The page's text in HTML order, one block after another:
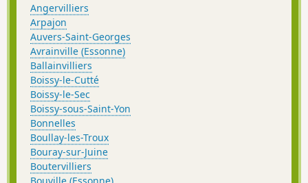
Angervilliers
Arpajon
Auvers-Saint-Georges
Avrainville (Essonne)
Ballainvilliers
Boissy-le-Cutté
Boissy-le-Sec
Boissy-sous-Saint-Yon
Bonnelles
Boullay-les-Troux
Bouray-sur-Juine
Boutervilliers
Bouville (Essonne)